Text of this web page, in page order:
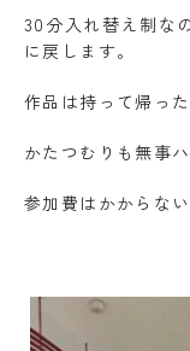
30分入れ替え制な
に戻します。
作品は持って帰っ
かたつむりも無事
参加費はかからな